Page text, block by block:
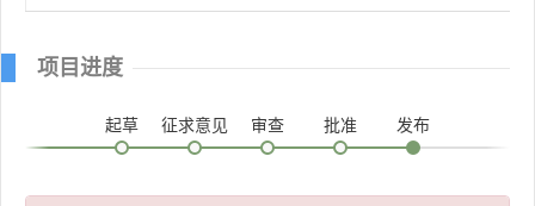
项目进度
起草 征求意见 审查 批准 发布